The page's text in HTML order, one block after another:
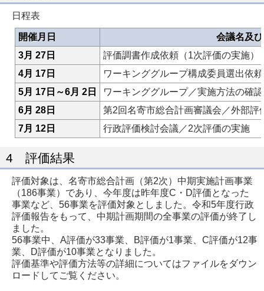
日程表
開催月日
会議名及
3月 27日
評価調書作成依頼（1次評価の実施）
4月 17日
ワーキンググループ構成委員選出依頼
5月 17日～6月 2日
ワーキンググループ／実施方法の確
6月 28日
第2回名寄市総合計画審議会／外部評
7月 12日
行政評価検討会議／2次評価の実施
4 評価結果
評価対象は、名寄市総合計画（第2次）中期実施計画事業
（186事業）であり、今年度は昨年度C・D評価となった
事業など、56事業を評価対象としました。令和5年度行政
評価報告をもって、中期計画期間の全事業の評価が終了し
ました。
56事業中、A評価が33事業、B評価が1事業、C評価が12事
業、D評価が10事業となりました。
評価基準や評価方法等の詳細についてはファイルをダウン
ロードしてご覧ください。